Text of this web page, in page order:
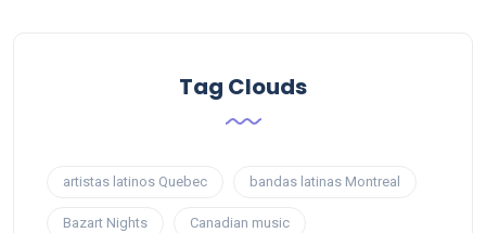
Tag Clouds
artistas latinos Quebec bandas latinas Montreal
Bazart Nights Canadian music